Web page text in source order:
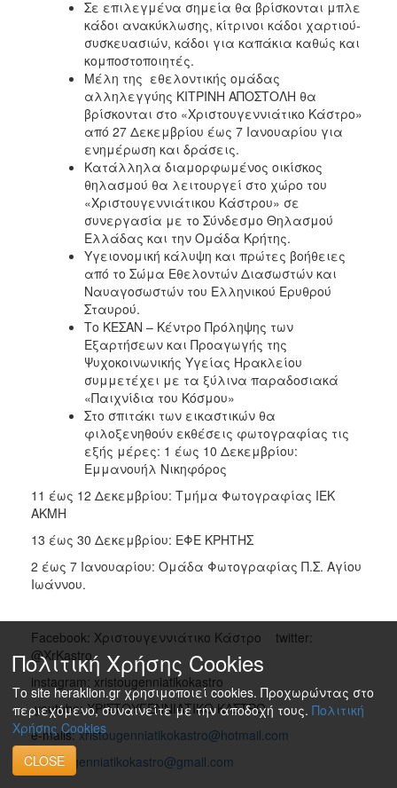
Σε επιλεγμένα σημεία θα βρίσκονται μπλε
κάδοι ανακύκλωσης, κίτρινοι κάδοι χαρτιού-
συσκευασιών, κάδοι για καπάκια καθώς και
κομποστοποιητές.
Μέλη της εθελοντικής ομάδας
αλληλεγγύης ΚΙΤΡΙΝΗ ΑΠΟΣΤΟΛΗ θα
βρίσκονται στο «Χριστουγεννιάτικο Κάστρο»
από 27 Δεκεμβρίου έως 7 Ιανουαρίου για
ενημέρωση και δράσεις.
Κατάλληλα διαμορφωμένος οικίσκος
θηλασμού θα λειτουργεί στο χώρο του
«Χριστουγεννιάτικου Κάστρου» σε
συνεργασία με το Σύνδεσμο Θηλασμού
Ελλάδας και την Ομάδα Κρήτης.
Υγειονομική κάλυψη και πρώτες βοήθειες
από το Σώμα Εθελοντών Διασωστών και
Ναυαγοσωστών του Ελληνικού Ερυθρού
Σταυρού.
Το ΚΕΣΑΝ – Κέντρο Πρόληψης των
Εξαρτήσεων και Προαγωγής της
Ψυχοκοινωνικής Υγείας Ηρακλείου
συμμετέχει με τα ξύλινα παραδοσιακά
«Παιχνίδια του Κόσμου»
Στο σπιτάκι των εικαστικών θα
φιλοξενηθούν εκθέσεις φωτογραφίας τις
εξής μέρες: 1 έως 10 Δεκεμβρίου:
Εμμανουήλ Νικηφόρος
11 έως 12 Δεκεμβρίου: Τμήμα Φωτογραφίας ΙΕΚ
ΑΚΜΗ
13 έως 30 Δεκεμβρίου: ΕΦΕ ΚΡΗΤΗΣ
2 έως 7 Ιανουαρίου: Ομάδα Φωτογραφίας Π.Σ. Αγίου
Ιωάννου.
Facebook: Χριστουγεννιάτικο Κάστρο twitter:
@XrKastro
instagram: xristougenniatikokastro
youtube: ΧΡΙΣΤΟΥΓΕΝΝΙΑΤΙΚΟ ΚΑΣΤΡΟ
e-mails:xristougenniatikokastro@hotmail.com
xristougenniatikokastro@gmail.com
Πολιτική Χρήσης Cookies
Το site heraklion.gr χρησιμοποιεί cookies. Προχωρώντας στο
περιεχόμενο, συναινείτε με την αποδοχή τους. Πολιτική
Χρήσης Cookies
CLOSE